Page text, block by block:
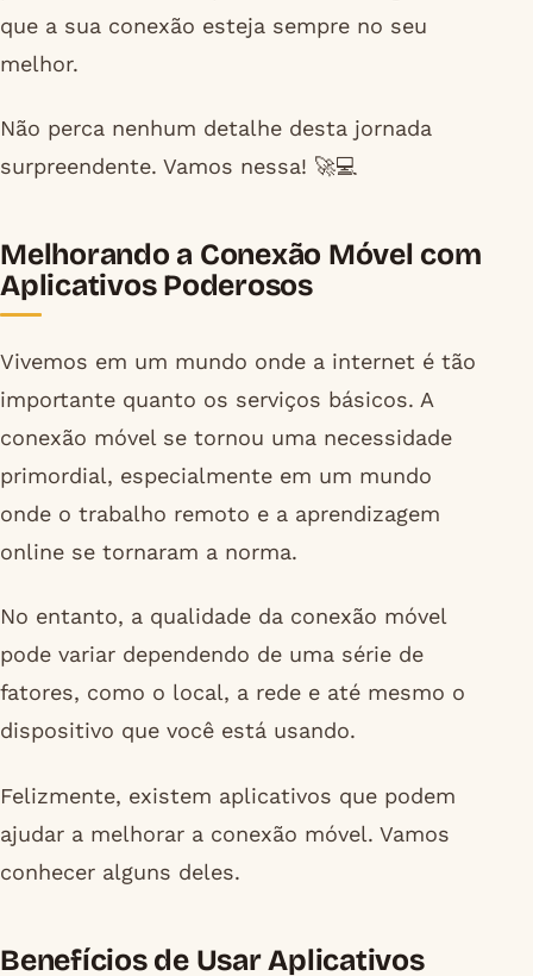
que a sua conexão esteja sempre no seu
melhor.
Não perca nenhum detalhe desta jornada
surpreendente. Vamos nessa! 🚀💻
Melhorando a Conexão Móvel com
Aplicativos Poderosos
Vivemos em um mundo onde a internet é tão
importante quanto os serviços básicos. A
conexão móvel se tornou uma necessidade
primordial, especialmente em um mundo
onde o trabalho remoto e a aprendizagem
online se tornaram a norma.
No entanto, a qualidade da conexão móvel
pode variar dependendo de uma série de
fatores, como o local, a rede e até mesmo o
dispositivo que você está usando.
Felizmente, existem aplicativos que podem
ajudar a melhorar a conexão móvel. Vamos
conhecer alguns deles.
Benefícios de Usar Aplicativos